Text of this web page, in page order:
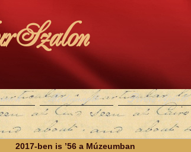
Médianapló Perme Ajánló
2017-ben is ’56 a Múzeumban